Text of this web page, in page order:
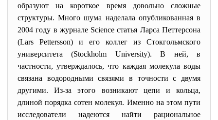
образуют на короткое время довольно сложные
структуры. Много шума наделала опубликованная в
2004 году в журнале Science статья Ларса Петтерсона
(Lars Pettersson) и его коллег из Стокгольмского
университета (Stockholm University). В ней, в
частности, утверждалось, что каждая молекула воды
связана водородными связями в точности с двумя
другими. Из-за этого возникают цепи и кольца,
длиной порядка сотен молекул. Именно на этом пути
исследователи надеются найти рациональное